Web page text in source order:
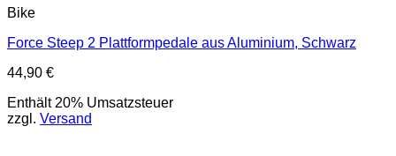
Bike
Force Steep 2 Plattformpedale aus Aluminium, Schwarz
44,90 €
Enthält 20% Umsatzsteuer
zzgl. Versand